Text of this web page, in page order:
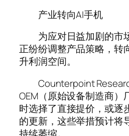
产业转向AI手机
为应对日益加剧的市
正纷纷调整产品策略，转
升利润空间。
Counterpoint
OEM（原始设备制造商）
时选择了直接提价，或逐
的更新，这些举措预计将